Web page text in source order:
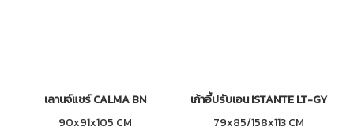
เลานจ์แชร์ CALMA BN
90x91x105 CM
เก้าอี้ปรับเอน ISTANTE LT-GY
79x85/158x113 CM